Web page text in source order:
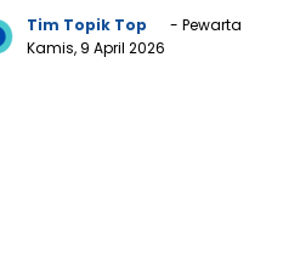
Tim Topik Top
- Pewarta
Kamis, 9 April 2026